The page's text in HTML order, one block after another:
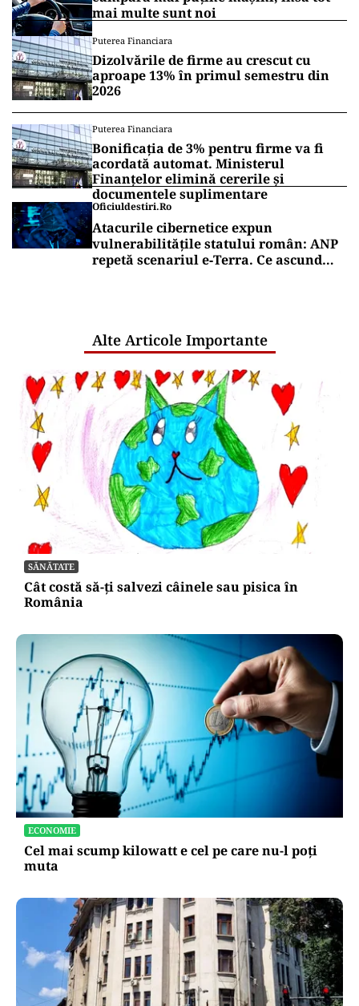
mai multe sunt noi
Puterea Financiara
Dizolvările de firme au crescut cu
aproape 13% în primul semestru din
2026
Puterea Financiara
Bonificația de 3% pentru firme va fi
acordată automat. Ministerul
Finanțelor elimină cererile și
documentele suplimentare
Oficiuldestiri.ro
Atacurile cibernetice expun
vulnerabilitățile statului român: ANP
repetă scenariul e‑Terra. Ce ascund
Alte Articole Importante
SĂNĂTATE
Cât costă să-ți salvezi câinele sau pisica în
România
ECONOMIE
Cel mai scump kilowatt e cel pe care nu-l poți
muta